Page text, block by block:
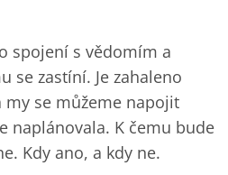
spojení s vědomím a
se zastíní. Je zahaleno
se můžeme napojit
naplánovala. K čemu bude
Kdy ano, a kdy ne.